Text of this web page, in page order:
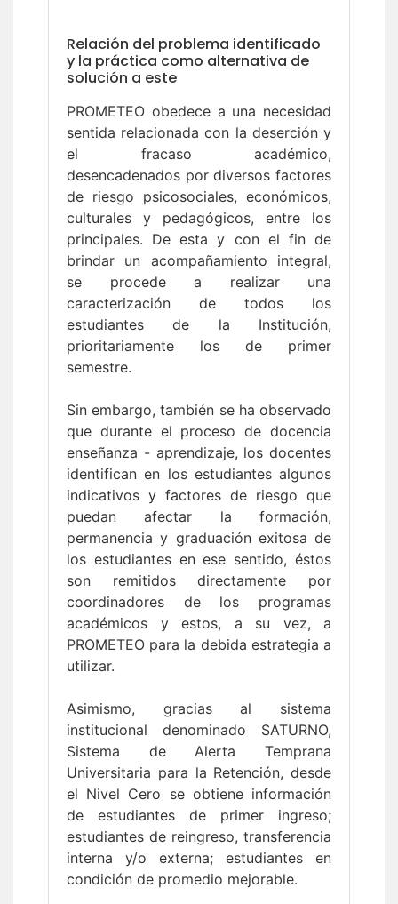
Relación del problema identificado
y la práctica como alternativa de
solución a este
PROMETEO obedece a una necesidad
sentida relacionada con la deserción y
el fracaso académico,
desencadenados por diversos factores
de riesgo psicosociales, económicos,
culturales y pedagógicos, entre los
principales. De esta y con el fin de
brindar un acompañamiento integral,
se procede a realizar una
caracterización de todos los
estudiantes de la Institución,
prioritariamente los de primer
semestre.
Sin embargo, también se ha observado
que durante el proceso de docencia
enseñanza - aprendizaje, los docentes
identifican en los estudiantes algunos
indicativos y factores de riesgo que
puedan afectar la formación,
permanencia y graduación exitosa de
los estudiantes en ese sentido, éstos
son remitidos directamente por
coordinadores de los programas
académicos y estos, a su vez, a
PROMETEO para la debida estrategia a
utilizar.
Asimismo, gracias al sistema
institucional denominado SATURNO,
Sistema de Alerta Temprana
Universitaria para la Retención, desde
el Nivel Cero se obtiene información
de estudiantes de primer ingreso;
estudiantes de reingreso, transferencia
interna y/o externa; estudiantes en
condición de promedio mejorable.